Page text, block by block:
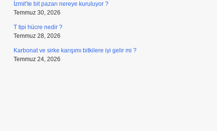
İzmit’te bit pazarı nereye kuruluyor ?
Temmuz 30, 2026
T tipi hücre nedir ?
Temmuz 28, 2026
Karbonat ve sirke karışımı bitkilere iyi gelir mi ?
Temmuz 24, 2026